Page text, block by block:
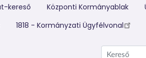
a
o
r
menü
kereső Központi Kormányablak
1818 - Kormányzati Ügyfélvonal
Kereső